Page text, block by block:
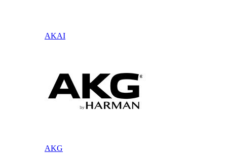
AKAI
AKG